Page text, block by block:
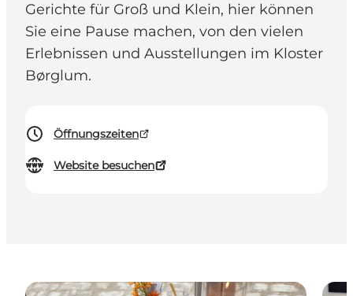
Gerichte für Groß und Klein, hier können
Sie eine Pause machen, von den vielen
Erlebnissen und Ausstellungen im Kloster
Børglum.
Öffnungszeiten
Website besuchen